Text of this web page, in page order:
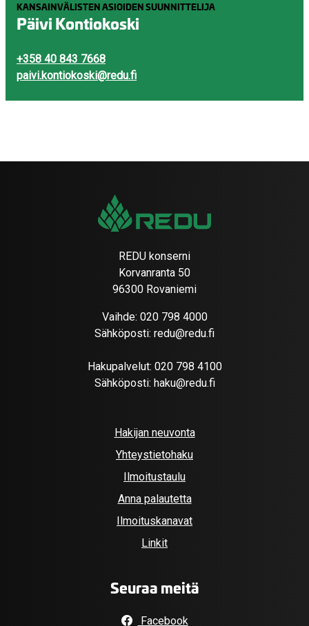
KANSAINVÄLISTEN ASIOIDEN SUUNNITTELIJA
Päivi Kontiokoski
+358 40 843 7668
paivi.kontiokoski@redu.fi
REDU konserni
Korvanranta 50
96300 Rovaniemi
Vaihde: 020 798 4000
Sähköposti: redu@redu.fi
Hakupalvelut: 020 798 4100
Sähköposti: haku@redu.fi
Hakijan neuvonta
Yhteystietohaku
Ilmoitustaulu
Anna palautetta
Ilmoituskanavat
Linkit
Seuraa meitä
Facebook